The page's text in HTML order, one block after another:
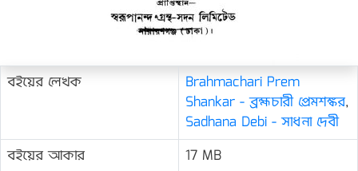
বইয়ের লেখক
Brahmachari Prem
Shankar - ব্রহ্মচারী প্রেমশঙ্কর,
Sadhana Debi - সাধনা দেবী
বইয়ের আকার
17 MB